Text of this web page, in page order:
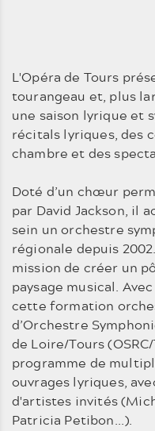
L'Opéra de Tours
tourangeau et, plus
une saison lyrique et
récitals lyriques, des
chambre et des
Doté d’un chœur
par David Jackson, il
sein un orchestre
régionale depuis
mission de créer un
paysage musical.
cette formation
d’Orchestre
de Loire/Tours
programme de
ouvrages lyriques,
d'artistes invités
Patricia Petibon...).